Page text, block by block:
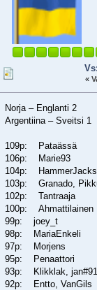
«
Norja – Englanti 2
Argentiina – Sveitsi 1
109p: Pataässä
106p: Marie93
104p:
103p: Granado,
102p: Tantraaja
100p: Ahmattilainen
99p: joey_t
98p: MariaEnkeli
97p: Morjens
95p: Penaattori
93p: Klikklak, jan#91
92p: Entto, VanGils